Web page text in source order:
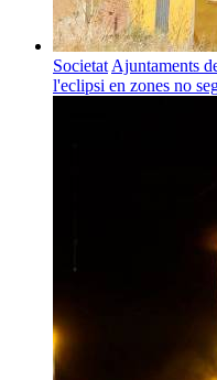
Societat Ajuntaments
l'eclipsi en zones no